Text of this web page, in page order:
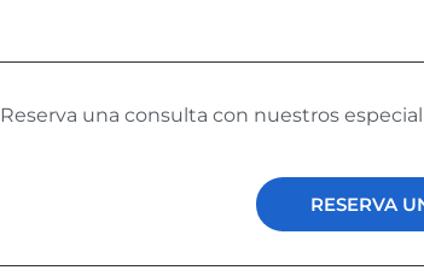
Reserva una consulta con nuestros
RESERVA